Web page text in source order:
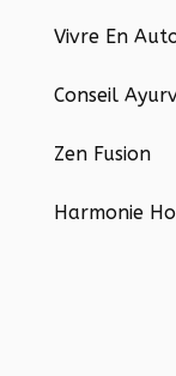
Vivre En
Conseil
Zen Fusion
Harmonie